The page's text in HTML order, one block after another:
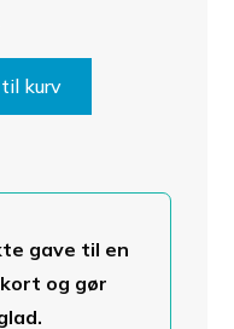
kurv
gave til en
og gør